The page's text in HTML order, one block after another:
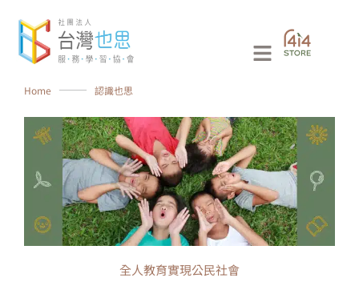
Main
Home ⸻ 認識也思
全人教育實現公民社會